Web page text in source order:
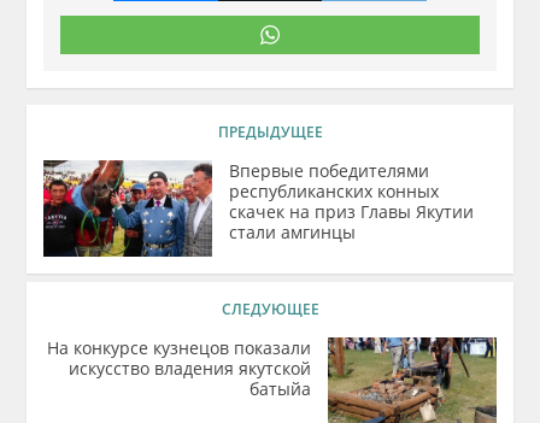
ПРЕДЫДУЩЕЕ
Впервые победителями
республиканских конных
скачек на приз Главы Якутии
стали амгинцы
СЛЕДУЮЩЕЕ
На конкурсе кузнецов показали
искусство владения якутской
батыйа